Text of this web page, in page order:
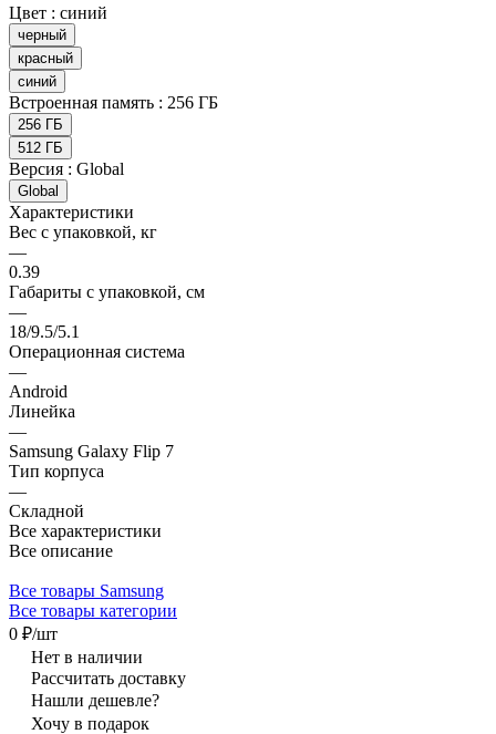
Цвет : синий
черный
красный
синий
Встроенная память : 256 ГБ
256 ГБ
512 ГБ
Версия : Global
Global
Характеристики
Вес с упаковкой, кг
—
0.39
Габариты с упаковкой, см
—
18/9.5/5.1
Операционная система
—
Android
Линейка
—
Samsung Galaxy Flip 7
Тип корпуса
—
Складной
Все характеристики
Все описание
Все товары Samsung
Все товары категории
0 ₽/шт
Нет в наличии
Рассчитать доставку
Нашли дешевле?
Хочу в подарок